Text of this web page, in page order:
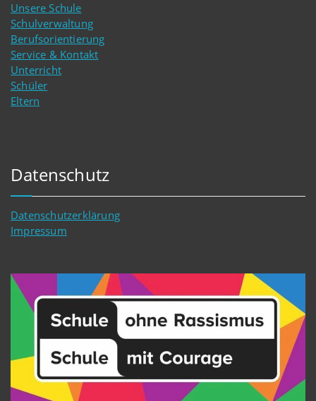
Unsere Schule
Schulverwaltung
Berufsorientierung
Service & Kontakt
Unterricht
Schüler
Eltern
Datenschutz
Datenschutzerklärung
Impressum